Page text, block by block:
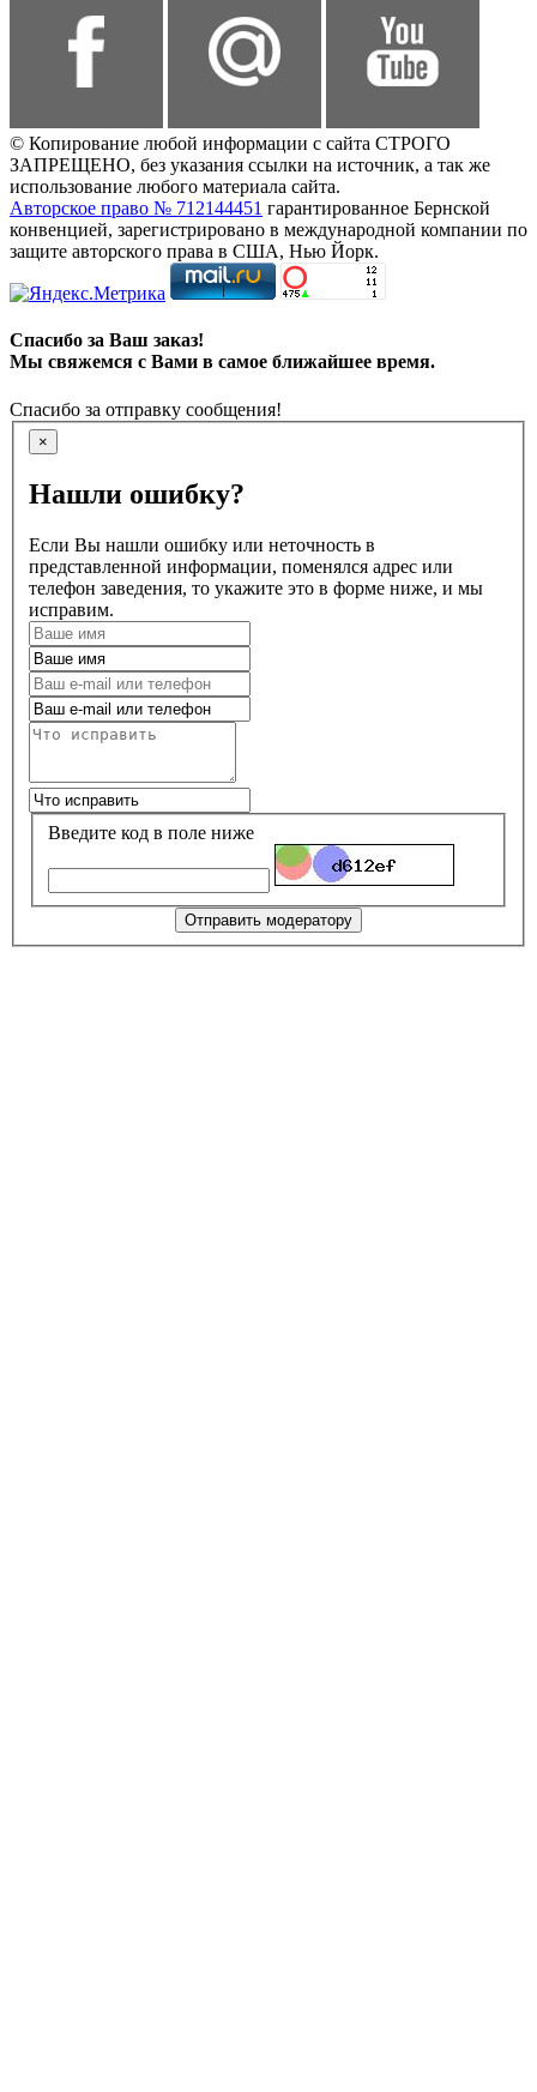
© Копирование любой информации с сайта СТРОГО
ЗАПРЕЩЕНО, без указания ссылки на источник, а так же
использование любого материала сайта.
Авторское право № 712144451 гарантированное Бернской
конвенцией, зарегистрировано в международной компании по
защите авторского права в США, Нью Йорк.
Спасибо за Ваш заказ!
Мы свяжемся с Вами в самое ближайшее время.
Спасибо за отправку сообщения!
×
Нашли ошибку?
Если Вы нашли ошибку или неточность в
представленной информации, поменялся адрес или
телефон заведения, то укажите это в форме ниже, и мы
исправим.
Введите код в поле ниже
Отправить модератору